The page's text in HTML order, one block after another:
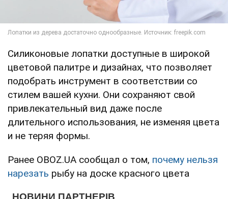
Силиконовые лопатки доступные в широкой
цветовой палитре и дизайнах, что позволяет
подобрать инструмент в соответствии со
стилем вашей кухни. Они сохраняют свой
привлекательный вид даже после
длительного использования, не изменяя цвета
и не теряя формы.
Ранее OBOZ.UA сообщал о том, почему нельзя
нарезать рыбу на доске красного цвета